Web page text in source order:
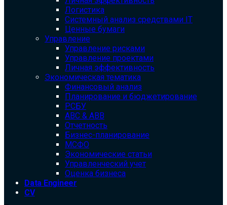
Логистика
Системный анализ средствами IT
Ценные бумаги
Управление
Управление рисками
Управление проектами
Личная эффективность
Экономическая тематика
Финансовый анализ
Планирование и бюджетирование
РСБУ
ABC & ABB
Отчетность
Бизнес-планирование
МСФО
Экономические статьи
Управленческий учет
Оценка бизнеса
Data Engineer
CV